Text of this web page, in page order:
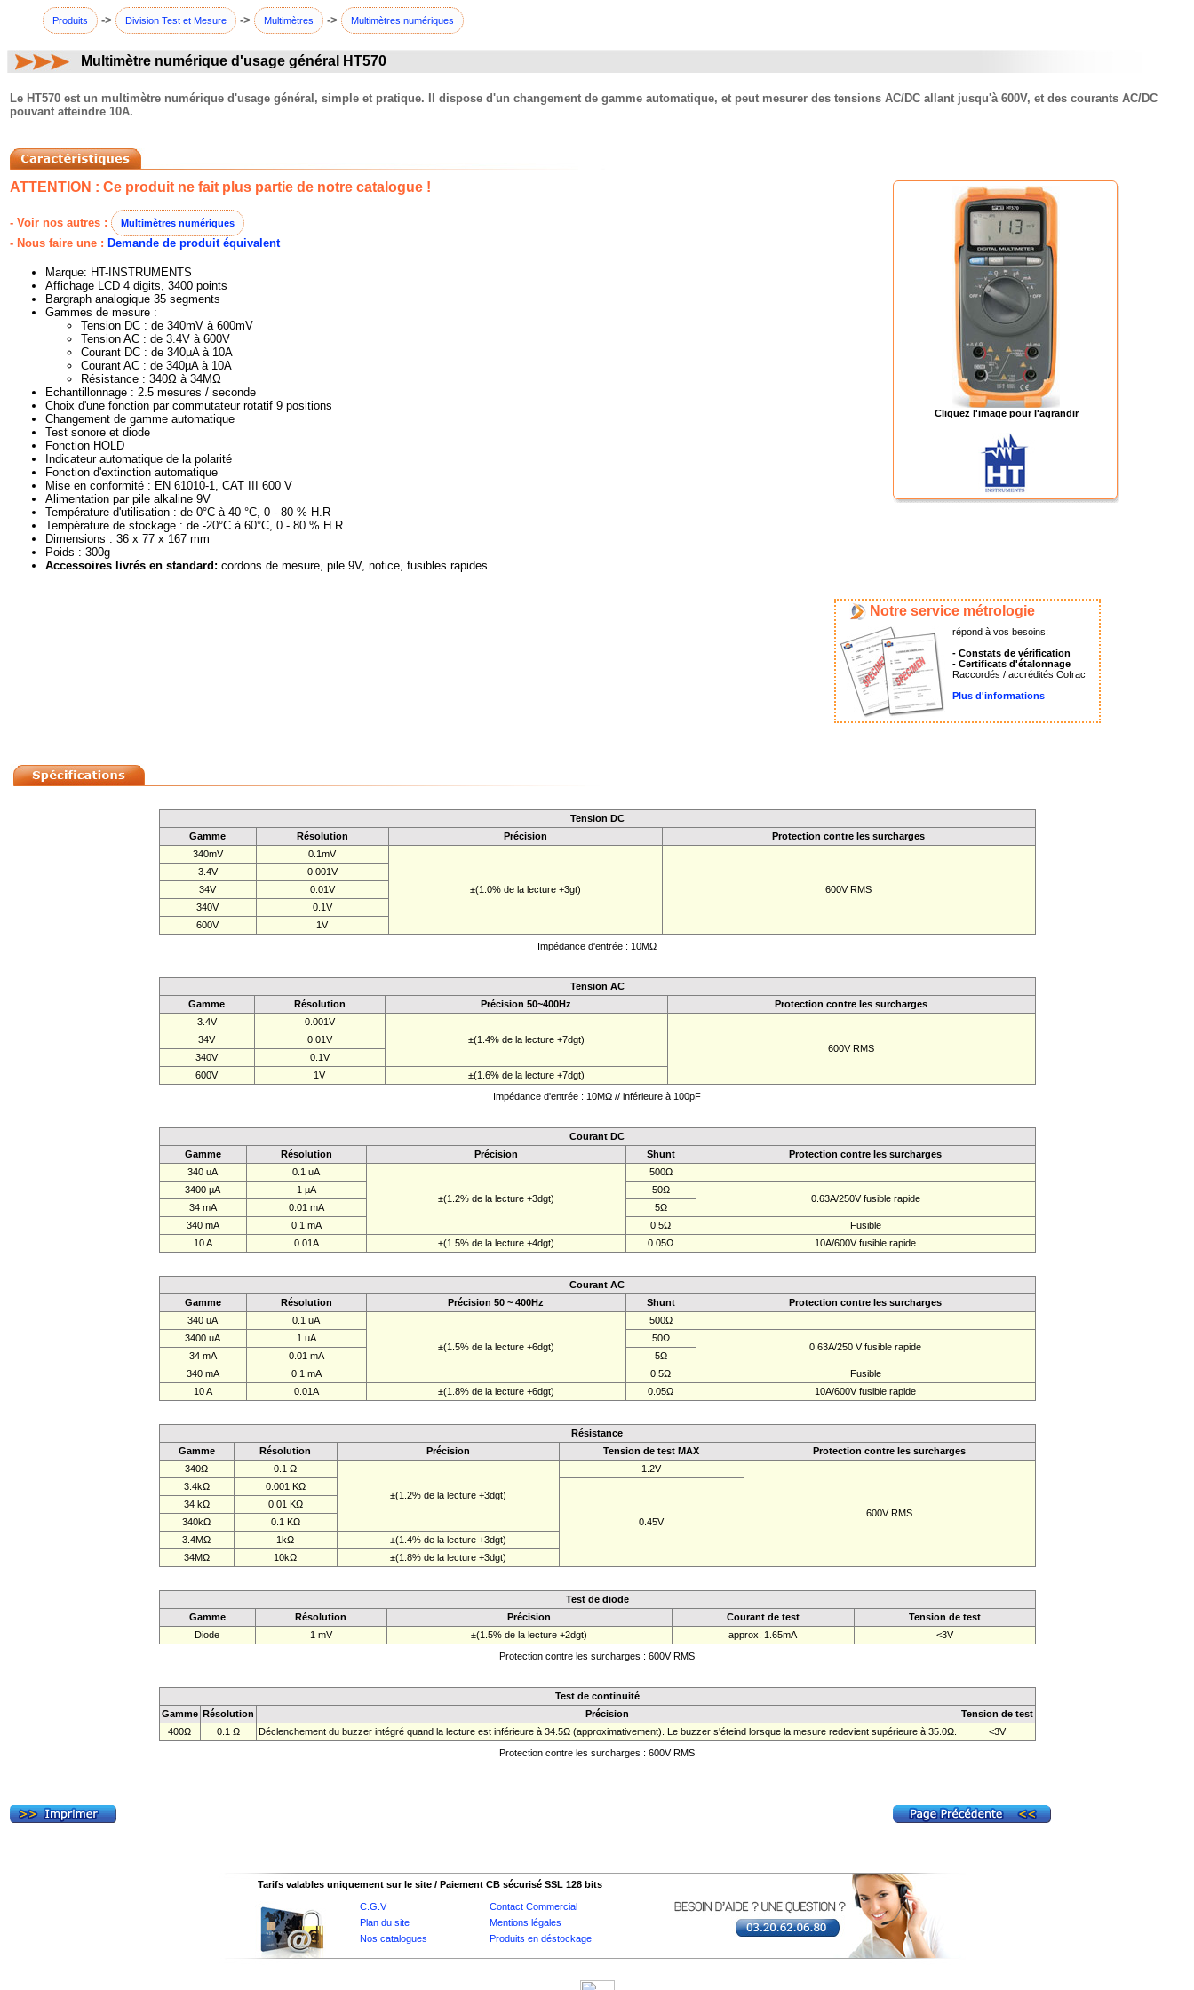
Produits -> Division Test et Mesure -> Multimètres -> Multimètres numériques
Multimètre numérique d'usage général HT570
Le HT570 est un multimètre numérique d'usage général, simple et pratique. Il dispose d'un changement de gamme automatique, et peut mesurer des tensions AC/DC allant jusqu'à 600V, et des courants AC/DC
pouvant atteindre 10A.
Cliquez l'image pour l'agrandir
ATTENTION : Ce produit ne fait plus partie de notre catalogue !
- Voir nos autres : Multimètres numériques
- Nous faire une : Demande de produit équivalent
Marque: HT-INSTRUMENTS
Affichage LCD 4 digits, 3400 points
Bargraph analogique 35 segments
Gammes de mesure :
Tension DC : de 340mV à 600mV
Tension AC : de 3.4V à 600V
Courant DC : de 340µA à 10A
Courant AC : de 340µA à 10A
Résistance : 340Ω à 34MΩ
Echantillonnage : 2.5 mesures / seconde
Choix d'une fonction par commutateur rotatif 9 positions
Changement de gamme automatique
Test sonore et diode
Fonction HOLD
Indicateur automatique de la polarité
Fonction d'extinction automatique
Mise en conformité : EN 61010-1, CAT III 600 V
Alimentation par pile alkaline 9V
Température d'utilisation : de 0°C à 40 °C, 0 - 80 % H.R
Température de stockage : de -20°C à 60°C, 0 - 80 % H.R.
Dimensions : 36 x 77 x 167 mm
Poids : 300g
Accessoires livrés en standard: cordons de mesure, pile 9V, notice, fusibles rapides
Notre service métrologie
répond à vos besoins:
- Constats de vérification
- Certificats d'étalonnage
Raccordés / accrédités Cofrac
Plus d'informations
Tension DC
Gamme
Résolution Précision
Protection contre les surcharges
340mV
0.1mV
±(1.0% de la lecture +3gt) 600V RMS
3.4V
0.001V
34V
0.01V
340V
0.1V
600V
1V
Impédance d'entrée : 10MΩ
Tension AC
Gamme
Résolution Précision 50~400Hz
Protection contre les surcharges
3.4V
0.001V
±(1.4% de la lecture +7dgt)
600V RMS
34V
0.01V
340V
0.1V
600V
1V
±(1.6% de la lecture +7dgt)
Impédance d'entrée : 10MΩ // inférieure à 100pF
Courant DC
Gamme
Résolution Précision Shunt
Protection contre les surcharges
340 uA
0.1 uA
±(1.2% de la lecture +3dgt)
500Ω
3400 µA
1 µA
50Ω
0.63A/250V fusible rapide
34 mA
0.01 mA
5Ω
340 mA
0.1 mA 0.5Ω
Fusible
10 A
0.01A ±(1.5% de la lecture +4dgt) 0.05Ω 10A/600V fusible rapide
Courant AC
Gamme
Résolution Précision 50 ~ 400Hz Shunt
Protection contre les surcharges
340 uA
0.1 uA
±(1.5% de la lecture +6dgt)
500Ω
3400 uA
1 uA
50Ω
0.63A/250 V fusible rapide
34 mA
0.01 mA
5Ω
340 mA
0.1 mA 0.5Ω
Fusible
10 A
0.01A ±(1.8% de la lecture +6dgt) 0.05Ω 10A/600V fusible rapide
Résistance
Gamme
Résolution Précision Tension de test MAX
Protection contre les surcharges
340Ω
0.1 Ω
±(1.2% de la lecture +3dgt)
1.2V
600V RMS
3.4kΩ 0.001 KΩ
0.45V
34 kΩ
0.01 KΩ
340kΩ
0.1 KΩ
3.4MΩ
1kΩ
±(1.4% de la lecture +3dgt)
34MΩ
10kΩ ±(1.8% de la lecture +3dgt)
Test de diode
Gamme
Résolution Précision Courant de test
Tension de test
Diode
1 mV ±(1.5% de la lecture +2dgt) approx. 1.65mA
<3V
Protection contre les surcharges : 600V RMS
Test de continuité
Gamme Résolution Précision
Tension de test
400Ω
0.1 Ω Déclenchement du buzzer intégré quand la lecture est inférieure à 34.5Ω (approximativement). Le buzzer s'éteind lorsque la mesure redevient supérieure à 35.0Ω.
<3V
Protection contre les surcharges : 600V RMS
Tarifs valables uniquement sur le site / Paiement CB sécurisé SSL 128 bits
C.G.V
Contact Commercial
Plan du site
Mentions légales
Nos catalogues
Produits en déstockage